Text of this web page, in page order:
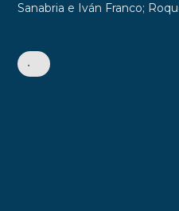
Sanabria e Iván Franco;
•